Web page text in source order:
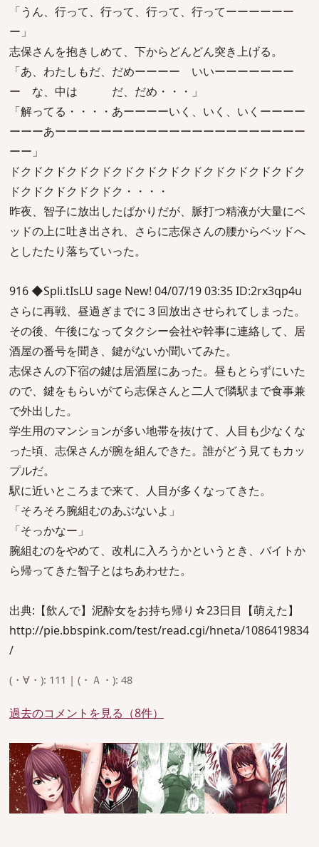
「うん、行って、行って、行って、行ってーーーーーー
ー」
志保さんを抱きしめて、下からどんどん突き上げる。
「あ、わたしもだ、だめーーーー いいーーーーーーー
ー な、中は だ、だめ・・・」
「解ってる・・・・あーーーーいく、いく、いくーーーー
ーーーあーーーーーーーーーーーーーーーーーーーーーー
ーー」
ドクドクドクドクドクドクドクドクドクドクドクドクドク
ドクドクドクドクドク・・・・
昨夜、智子に放出したばかりだが、脈打つ精液が大量にベ
ッドの上に吐き出され、さらに志保さんの腰からベッドへ
としたたり落ちていった。
916 ◆Spli.tIsLU sage New! 04/07/19 03:35 ID:2rx3qp4u
さらに再戦、昼過ぎまでに３回放出させられてしまった。
その後、午後になってタクシー会社や幹事に連絡して、居
酒屋の番号を聞き、鍵がないか聞いてみた。
志保さんの下宿の鍵は居酒屋にあった。昼もとらずにいた
ので、鍵をもらいがてら志保さんと二人で隣駅まで食事兼
で外出した。
学生用のマンションが多い地帯を抜けて、人目も少なくな
った頃、志保さんが腕を組んできた。誰がどう見てもカッ
プルだ。
駅に近いところまで来て、人目が多くなってきた。
「そろそろ腕組むのあぶないよ」
「そっかなー」
腕組むのをやめて、改札に入ろうかというとき、バイトか
ら帰ってきた智子とはちあわせた。
出典:【飲んで】泥酔女をお持ち帰り☆23日目【萌えた】
http://pie.bbspink.com/test/read.cgi/hneta/1086419834
/
(・∀・): 111 | (・Ａ・): 48
過去のコメントを見る（8件）